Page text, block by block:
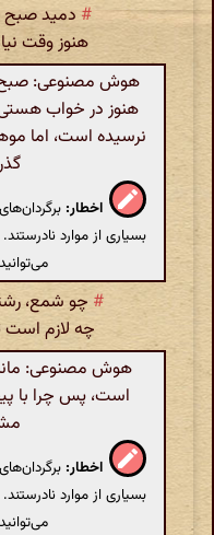
# دمید صبح
هنوز وقت
هوش مصنوعی: صبح
هنوز در خواب
نرسیده است، اما
اخطار:
بسیاری از موارد
# چو شمع،
چه لازم است
هوش مصنوعی:
است، پس چرا با
اخطار:
بسیاری از موارد